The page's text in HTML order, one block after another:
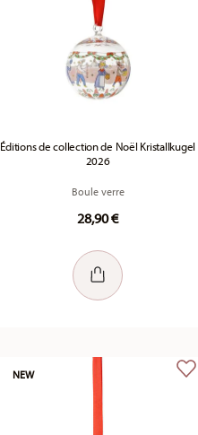
Éditions de collection de Noël Kristallkugel
2026
Boule verre
28,90 €
NEW